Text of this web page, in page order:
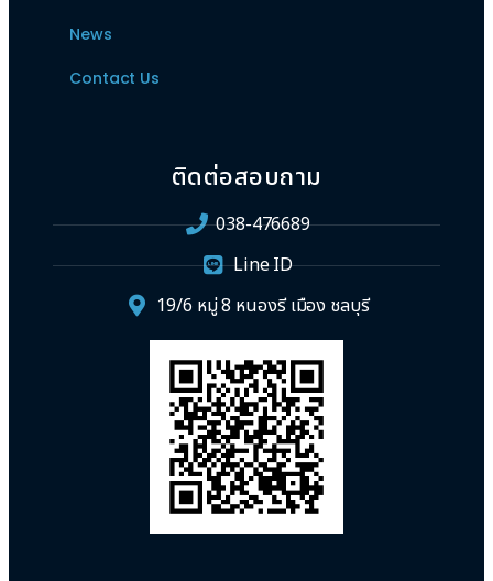
News
Contact Us
ติดต่อสอบถาม
038-476689
Line ID
19/6 หมู่ 8 หนองรี เมือง ชลบุรี